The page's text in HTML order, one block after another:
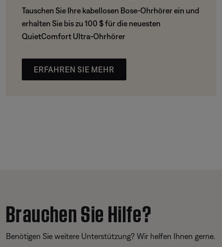
Tauschen Sie Ihre kabellosen Bose-Ohrhörer ein und
erhalten Sie bis zu 100 $ für die neuesten
QuietComfort Ultra-Ohrhörer
ERFAHREN SIE MEHR
Brauchen Sie Hilfe?
Benötigen Sie weitere Unterstützung? Wir helfen Ihnen gerne.